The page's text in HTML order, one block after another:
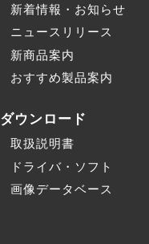
新着情報・お知らせ
ニュースリリース
新商品案内
おすすめ製品案内
ダウンロード
取扱説明書
ドライバ・ソフト
画像データベース